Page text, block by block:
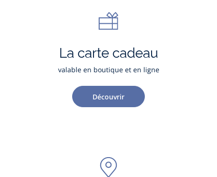
La carte cadeau
valable en boutique et en ligne
Découvrir